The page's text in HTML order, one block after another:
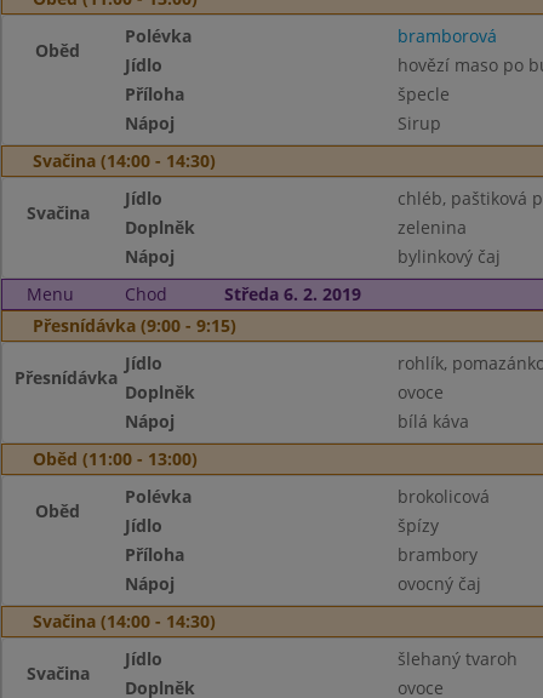
Oběd
Polévka
bramborová
Jídlo
hovězí maso po
Příloha
špecle
Nápoj
Sirup
Svačina (14:00 - 14:30)
Svačina
Jídlo
chléb, paštiková
Doplněk
zelenina
Nápoj
bylinkový čaj
Menu
Chod
Středa 6. 2. 2019
Přesnídávka (9:00 - 9:15)
Přesnídávka
Jídlo
rohlík,
Doplněk
ovoce
Nápoj
bílá káva
Oběd (11:00 - 13:00)
Oběd
Polévka
brokolicová
Jídlo
špízy
Příloha
brambory
Nápoj
ovocný čaj
Svačina (14:00 - 14:30)
Svačina
Jídlo
šlehaný tvaroh
Doplněk
ovoce